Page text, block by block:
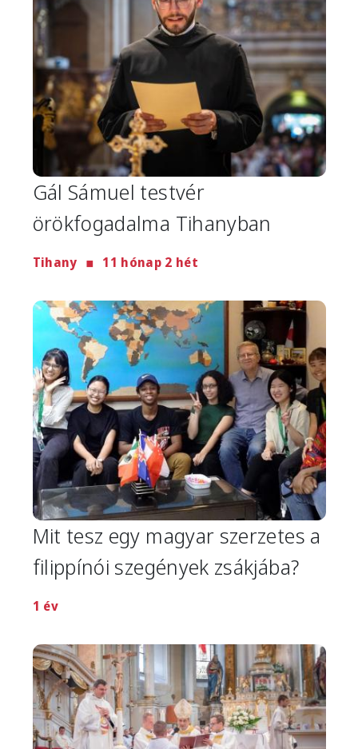
Gál Sámuel testvér
örökfogadalma Tihanyban
Tihany 11 hónap 2 hét
Image
Mit tesz egy magyar szerzetes a
filippínói szegények zsákjába?
1 év
Image